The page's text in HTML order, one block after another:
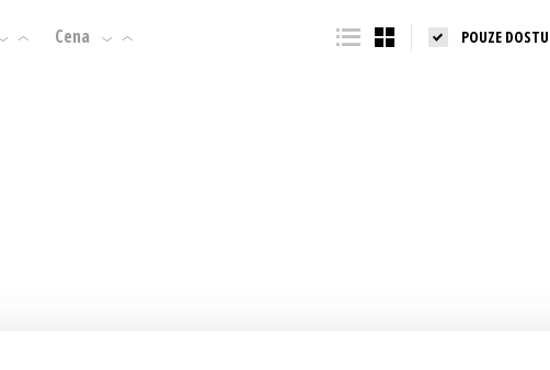
Populárně - naučné pro děti
Young adult (SK)
Cena POUZE